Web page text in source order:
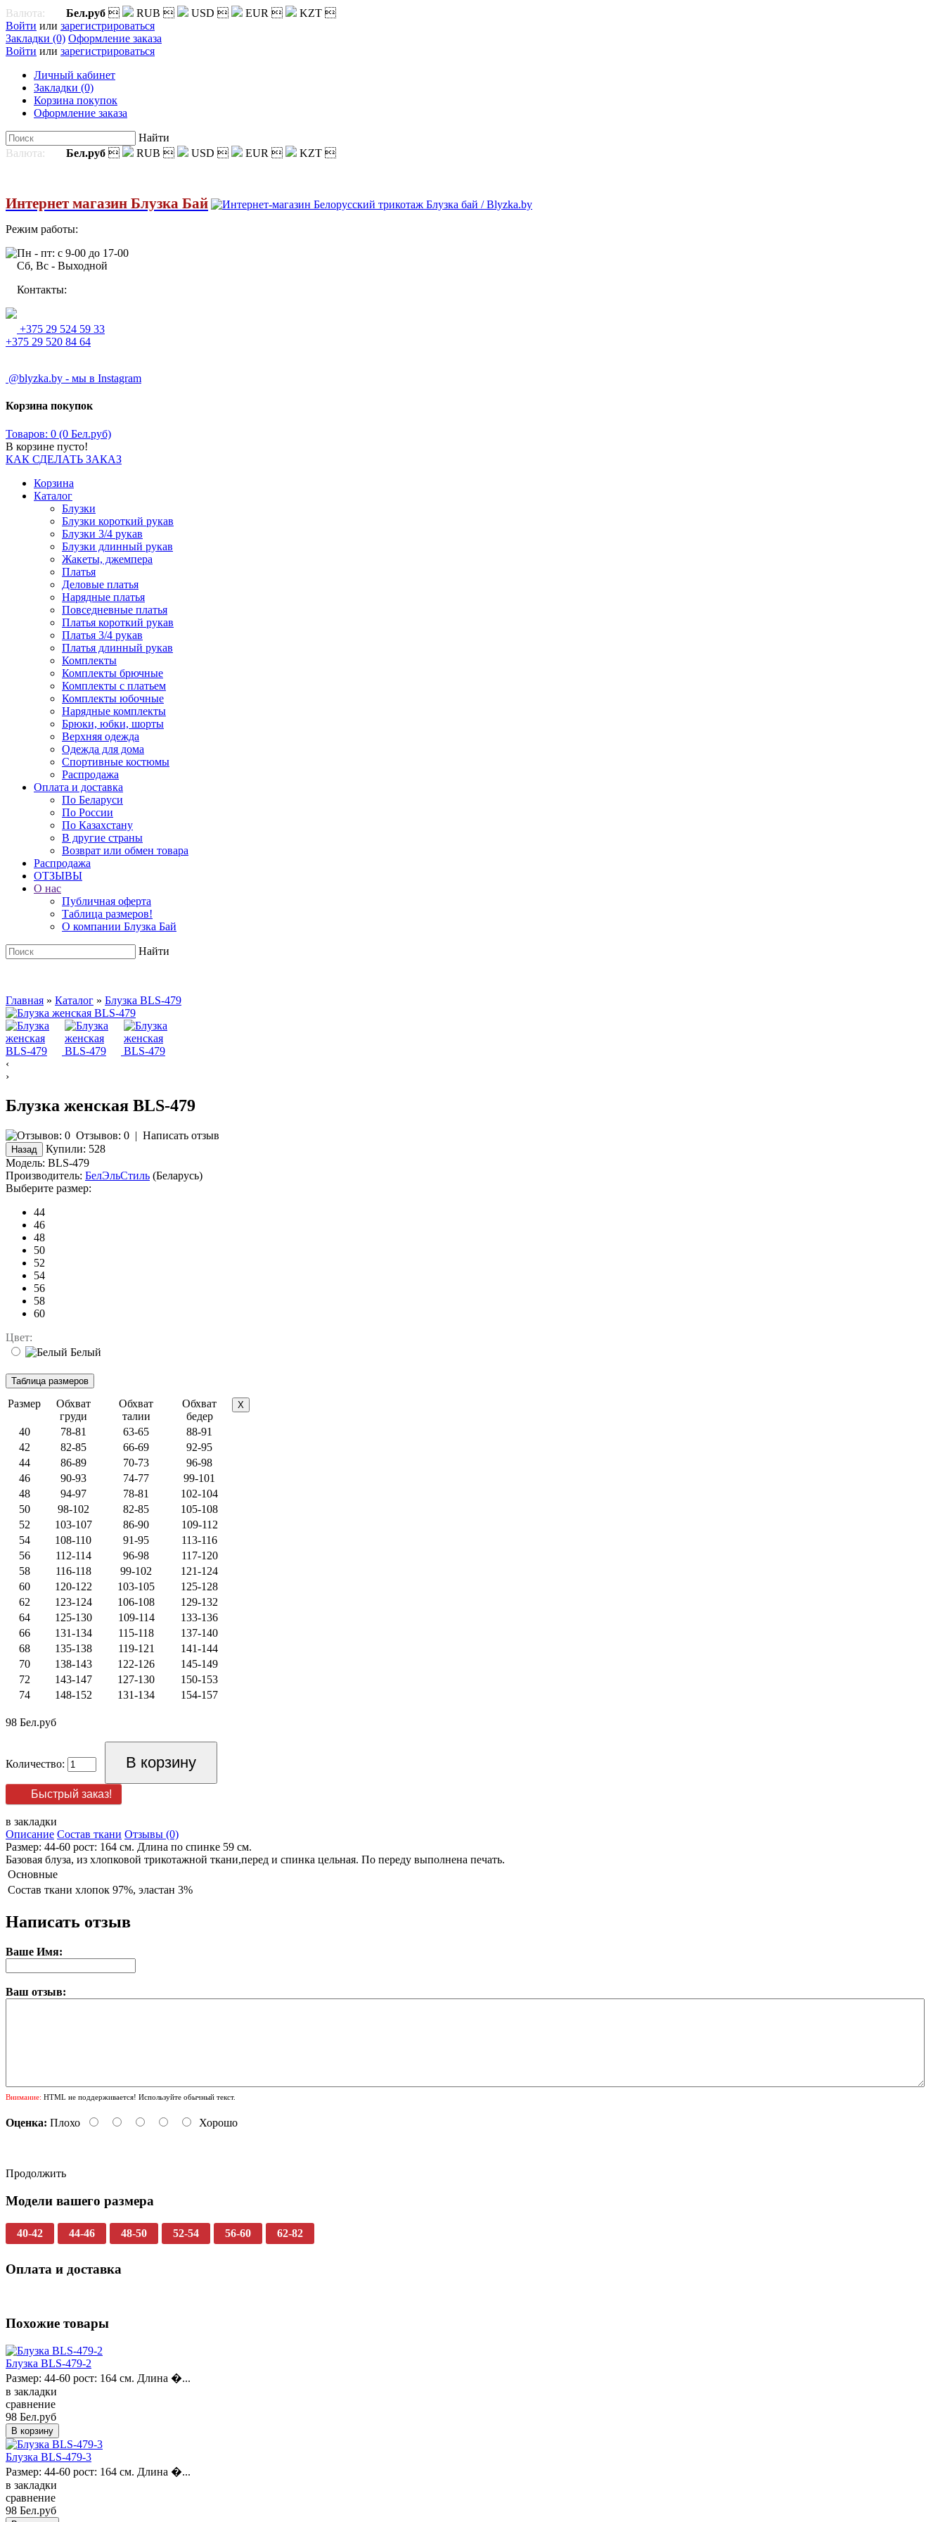
Валюта: Бел.руб  RUB  USD  EUR  KZT 
Войти или зарегистрироваться
Закладки (0) Оформление заказа
Войти или зарегистрироваться
Личный кабинет
Закладки (0)
Корзина покупок
Оформление заказа
Найти
Валюта:
Бел.руб  RUB  USD  EUR  KZT 
Интернет магазин Блузка Бай
Режим работы:
Пн - пт: с 9-00 до 17-00
Сб, Вс - Выходной
Контакты:
+375 29 524 59 33
+375 29 520 84 64
@blyzka.by - мы в Instagram
Корзина покупок
Товаров: 0 (0 Бел.руб)
В корзине пусто!
КАК СДЕЛАТЬ ЗАКАЗ
Корзина
Каталог
Блузки
Блузки короткий рукав
Блузки 3/4 рукав
Блузки длинный рукав
Жакеты, джемпера
Платья
Деловые платья
Нарядные платья
Повседневные платья
Платья короткий рукав
Платья 3/4 рукав
Платья длинный рукав
Комплекты
Комплекты брючные
Комплекты с платьем
Комплекты юбочные
Нарядные комплекты
Брюки, юбки, шорты
Верхняя одежда
Одежда для дома
Спортивные костюмы
Распродажа
Оплата и доставка
По Беларуси
По России
По Казахстану
В другие страны
Возврат или обмен товара
Распродажа
ОТЗЫВЫ
О нас
Публичная оферта
Таблица размеров!
О компании Блузка Бай
Найти
Главная » Каталог » Блузка BLS-479
‹
›
Блузка женская BLS-479
Отзывов: 0 | Написать отзыв
Купили: 528
Модель: BLS-479
Производитель: БелЭльСтиль (Беларусь)
Выберите размер:
44
46
48
50
52
54
56
58
60
Цвет:
Белый
Размер
Обхват
груди
Обхват
талии
Обхват
бедер
X
40 78-81 63-65
88-91
42
82-85 66-69
92-95
44
86-89 70-73
96-98
46
90-93 74-77
99-101
48
94-97 78-81
102-104
50
98-102 82-85
105-108
52
103-107 86-90
109-112
54
108-110 91-95
113-116
56
112-114 96-98
117-120
58
116-118 99-102
121-124
60
120-122 103-105
125-128
62
123-124 106-108
129-132
64
125-130 109-114
133-136
66
131-134 115-118
137-140
68
135-138 119-121
141-144
70
138-143 122-126
145-149
72
143-147 127-130
150-153
74
148-152 131-134 154-157
98 Бел.руб
Количество:
Быстрый заказ!
в закладки
Описание Состав ткани Отзывы (0)
Размер: 44-60 рост: 164 см. Длина по спинке 59 см.
Базовая блуза, из хлопковой трикотажной ткани,перед и спинка цельная. По переду выполнена печать.
Основные
Состав ткани хлопок 97%, эластан 3%
Написать отзыв
Ваше Имя:
Ваш отзыв:
Внимание: HTML не поддерживается! Используйте обычный текст.
Оценка: Плохо Хорошо
Продолжить
Модели вашего размера
40-42 44-46 48-50 52-54 56-60 62-82
Оплата и доставка
Похожие товары
Блузка BLS-479-2
Размер: 44-60 рост: 164 см. Длина �...
в закладки
сравнение
98 Бел.руб
Блузка BLS-479-3
Размер: 44-60 рост: 164 см. Длина �...
в закладки
сравнение
98 Бел.руб